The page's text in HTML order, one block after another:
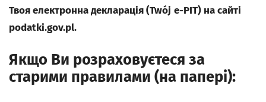
Твоя електронна декларація (Twój e-PIT) на сайті
podatki.gov.pl.
Якщо Ви розраховуєтеся за
старими правилами (на папері):